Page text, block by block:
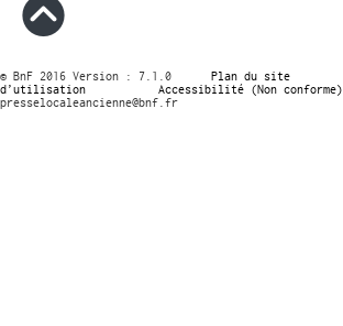
© BnF 2016 Version : 7.1.0 Plan du site
d’utilisation
Accessibilité (Non conforme)
presselocaleancienne@bnf.fr